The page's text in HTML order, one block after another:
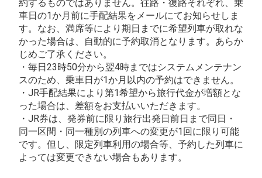
約するものではありません。往路・復路それぞれ、乗
車日の1か月前に手配結果をメールにてお知らせしま
す。なお、満席等により期日までに希望列車が取れな
かった場合は、自動的に予約取消となります。あらか
じめご了承ください。
・毎日23時50分から翌4時まではシステムメンテナン
スのため、乗車日が1か月以内の予約はできません。
・JR手配結果により第1希望から旅行代金が増額とな
った場合は、差額をお支払いいただきます。
・JR券は、発券前に限り旅行出発日前日まで同日・
同一区間・同一種別の列車への変更が1回に限り可能
です。但し、限定列車利用の場合等、予約した列車に
よっては変更できない場合もあります。